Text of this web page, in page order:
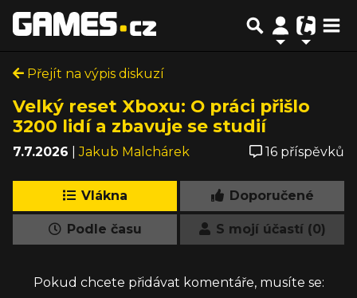
Přejít na výpis diskuzí
Velký reset Xboxu: O práci přišlo
3200 lidí a zbavuje se studií
7.7.2026 |Jakub Malchárek 16 příspěvků
Vlákna Doporučené
Podle času S mojí účastí (0)
Pokud chcete přidávat komentáře, musíte se: